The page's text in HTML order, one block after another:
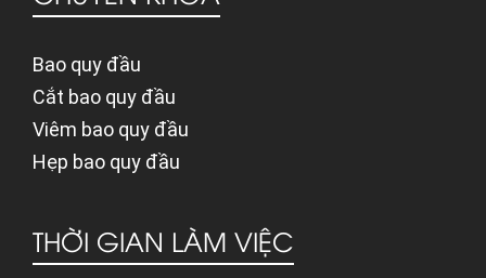
Bao quy đầu
Cắt bao quy đầu
Viêm bao quy đầu
Hẹp bao quy đầu
THỜI GIAN LÀM VIỆC